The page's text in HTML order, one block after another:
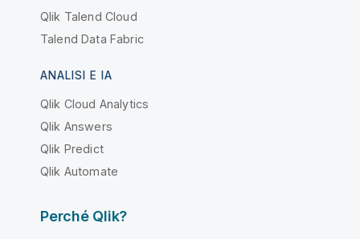
Qlik Talend Cloud
Talend Data Fabric
ANALISI E IA
Qlik Cloud Analytics
Qlik Answers
Qlik Predict
Qlik Automate
Perché Qlik?